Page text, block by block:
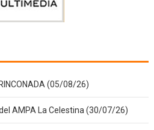
(05/08/26)
AMPA La Celestina (30/07/26)